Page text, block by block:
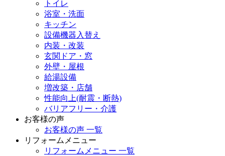
トイレ
浴室・洗面
キッチン
設備機器入替え
内装・改装
玄関ドア・窓
外壁・屋根
給湯設備
増改築・店舗
性能向上(耐震・断熱)
バリアフリー・介護
お客様の声
お客様の声 一覧
リフォームメニュー
リフォームメニュー 一覧